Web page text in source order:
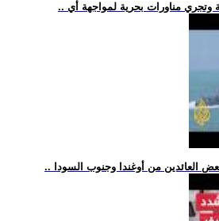
وتجري مناورات بحرية لمواجهة أي
العائدين من أوغندا وجنوب السودا